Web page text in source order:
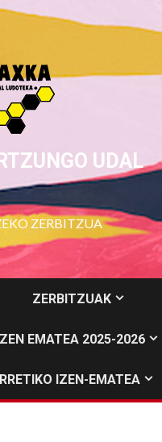
UDAL
ZERBITZUA
ZERBITZUAK
EMATEA 2025-2026
IZEN-EMATEA